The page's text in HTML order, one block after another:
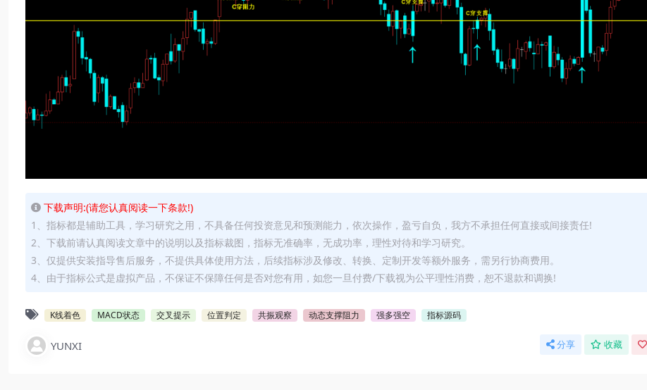
下载声明:(请您认真阅读一下条款!)
1、指标都是辅助工具，学习研究之用，不具备任何投资意见和预测能力，依次操作，盈亏自负，我方不承担任何直接或间接责任!
2、下载前请认真阅读文章中的说明以及指标裁图，指标无准确率，无成功率，理性对待和学习研究。
3、仅提供安装指导售后服务，不提供具体使用方法，后续指标涉及修改、转换、定制开发等额外服务，需另行协商费用。
4、由于指标公式是虚拟产品，不保证不保障任何是否对您有用，如您一旦付费/下载视为公平理性消费，恕不退款和调换!
K线着色 MACD状态 交叉提示 位置判定 共振观察 动态支撑阻力 强多强空 指标源码
YUNXI 分享 收藏